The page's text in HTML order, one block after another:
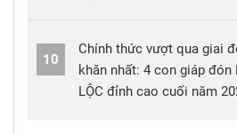
10
Chính thức vượt qua giai
khăn nhất: 4 con giáp đón
LỘC đỉnh cao cuối năm